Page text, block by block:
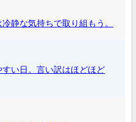
静な気持ちで取り組もう。
い日。言い訳はほどほど